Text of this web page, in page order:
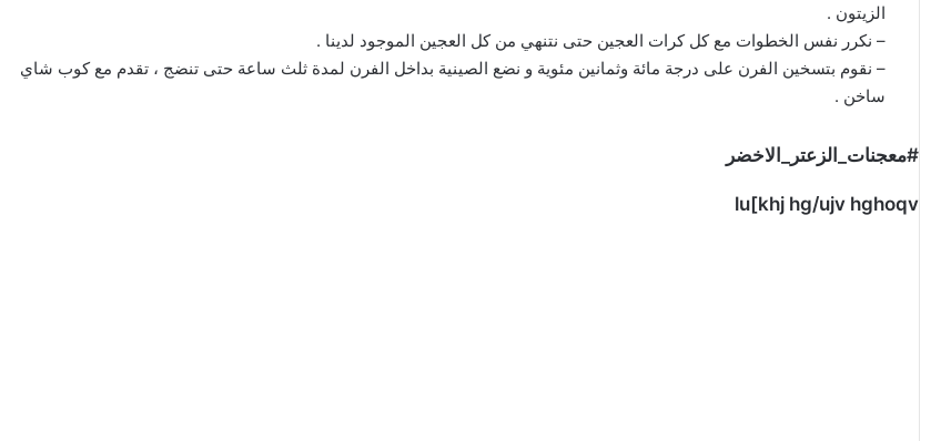
الزيتون .
– نكرر نفس الخطوات مع كل كرات العجين حتى نتنهي من كل العجين الموجود لدينا .
– نقوم بتسخين الفرن على درجة مائة وثمانين مئوية و نضع الصينية بداخل الفرن لمدة ثلث ساعة حتى تنضج ، تقدم مع كوب شاي
ساخن .
#معجنات_الزعتر_الاخضر
lu[khj hg/ujv hghoqv